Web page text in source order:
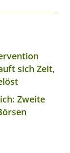
sich Zeit,
Zweite